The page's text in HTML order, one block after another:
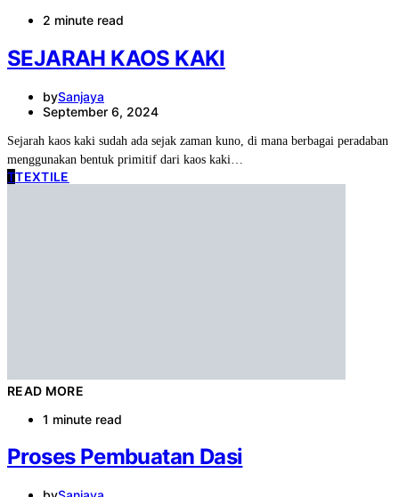
2 minute read
SEJARAH KAOS KAKI
bySanjaya
September 6, 2024
Sejarah kaos kaki sudah ada sejak zaman kuno, di mana berbagai peradaban
menggunakan bentuk primitif dari kaos kaki…
TTEXTILE
READ MORE
1 minute read
Proses Pembuatan Dasi